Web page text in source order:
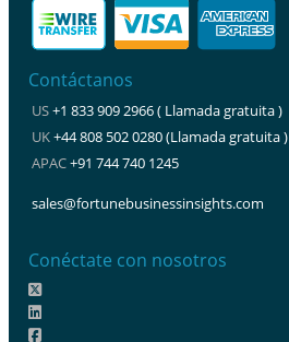
Contáctanos
US+1 833 909 2966 ( Llamada gratuita )
UK+44 808 502 0280 (Llamada gratuita )
APAC+91 744 740 1245
sales@fortunebusinessinsights.com
Conéctate con nosotros